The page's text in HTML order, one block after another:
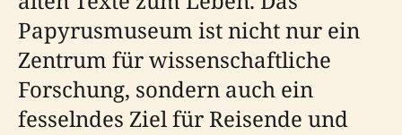
Papyrusmuseum ist nicht nur ein
Zentrum für wissenschaftliche
Forschung, sondern auch ein
fesselndes Ziel für Reisende und